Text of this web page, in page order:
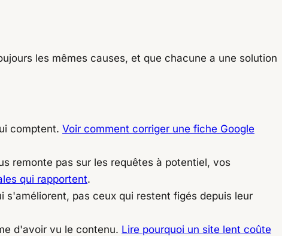
les mêmes causes, et que chacune a une solution
comptent. Voir comment corriger une fiche Google
remonte pas sur les requêtes à potentiel, vos
qui rapportent.
pas ceux qui restent figés depuis leur
d'avoir vu le contenu. Lire pourquoi un site lent coûte